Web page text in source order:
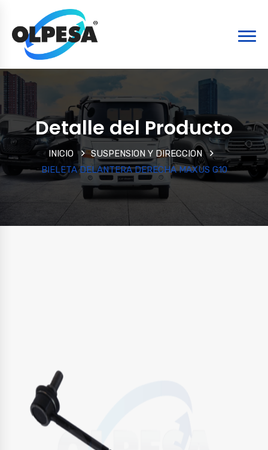
Detalle del Producto
INICIO
SUSPENSION Y DIRECCION
BIELETA DELANTERA DERECHA MAXUS G10